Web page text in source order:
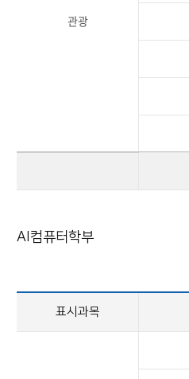
관광
AI컴퓨터학부
표시과목